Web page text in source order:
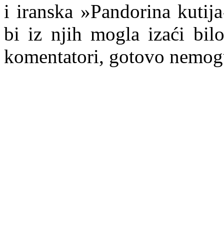
i iranska »Pandorina
bi iz njih mogla izaći
komentatori, gotovo